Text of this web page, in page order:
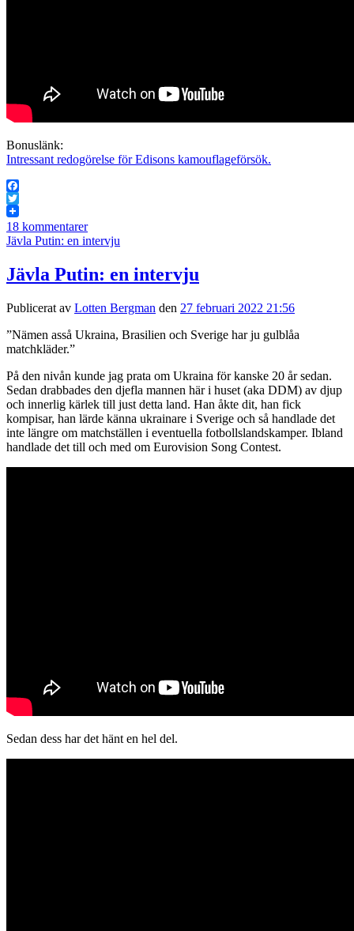
Bonuslänk:
Intressant redogörelse för Edisons kamouflageförsök.
Facebook
Twitter
18 kommentarer
Jävla Putin: en intervju
Jävla Putin: en intervju
Publicerat av Lotten Bergman den 27 februari 2022 21:56
”Nämen asså Ukraina, Brasilien och Sverige har ju gulblåa
matchkläder.”
På den nivån kunde jag prata om Ukraina för kanske 20 år sedan.
Sedan drabbades den djefla mannen här i huset (aka DDM) av djup
och innerlig kärlek till just detta land. Han åkte dit, han fick
kompisar, han lärde känna ukrainare i Sverige och så handlade det
inte längre om matchställen i eventuella fotbollslandskamper. Ibland
handlade det till och med om Eurovision Song Contest.
Sedan dess har det hänt en hel del.